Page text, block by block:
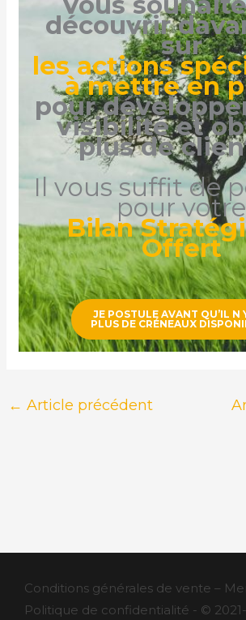
découvrir
sur
les actions
à mettre en
pour
visibilité et
plus de
Il vous suffit de
pour votre
Bilan
Offert
JE POSTULE AVANT QU’IL N
PLUS DE CRÉNEAUX
← Article précédent
Conditions générales de vente –
Politique de confidentialité - ©